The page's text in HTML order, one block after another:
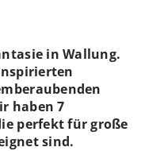
in Wallung.
haben 7
perfekt für große
sind.